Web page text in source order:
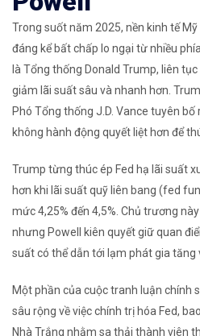
Trong suốt năm 2025, nền kinh tế
đáng kể bất chấp lo ngại từ nhiều
là Tổng thống Donald Trump, liên
giảm lãi suất sâu và nhanh hơn.
Phó Tổng thống J.D. Vance tuyên
không hành động quyết liệt hơn để
Trump từng thúc ép Fed hạ lãi suất
hơn khi lãi suất quỹ liên bang (fed
mức 4,25% đến 4,5%. Chủ trương
nhưng Powell kiên quyết giữ quan
suất có thể dẫn tới lạm phát gia tăng
Một phần của cuộc tranh luận chính
sâu rộng về việc chính trị hóa Fed,
Nhà Trắng nhằm sa thải thành viên